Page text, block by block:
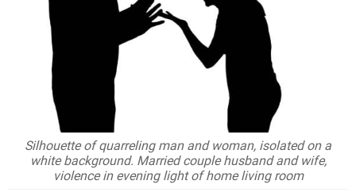
Silhouette of quarreling man and woman, isolated on a
white background. Married couple husband and wife,
violence in evening light of home living room